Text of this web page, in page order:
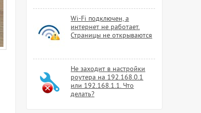
Wi-Fi подключен, а
интернет не работает.
Страницы не открываются
Не заходит в настройки
роутера на 192.168.0.1
или 192.168.1.1. Что
делать?